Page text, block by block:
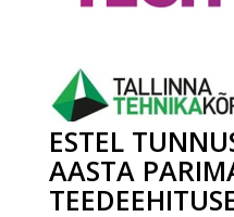
ESTEL
AASTA